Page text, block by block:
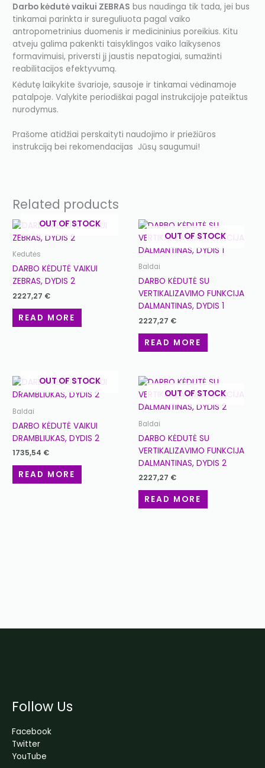
Darbo kėdutė vaikui ZEBRAS bus naudinga tik tada, jei bus
tinkamai parinkta ir sureguliuota pagal vaiko
antropometrinius duomenis ir medicininius poreikius. Kitu
atveju galima pakenkti taisyklingos vaiko laikysenos
formavimuisi, priversti jį jaustis nepatogiai, sumažinti
reabilitacijos efektyvumą.
Kėdutę laikykite švarioje, sausoje ir tinkamai vėdinamoje
patalpoje. Valykite periodiškai pagal instrukcijoje pateiktus
nurodymus.
Prašome atidžiai perskaityti naudojimo ir priežiūros
instrukciją bei rekomendacijas Jūsų saugumui!
Related products
OUT OF STOCK
Kedutės
DARBO KĖDUTĖ VAIKUI
ZEBRAS, DYDIS 2
2227,27 €
READ MORE
OUT OF STOCK
Baldai
DARBO KĖDUTĖ SU
VERTIKALIZAVIMO FUNKCIJA
DALMANTINAS, DYDIS 1
2227,27 €
READ MORE
OUT OF STOCK
Baldai
DARBO KĖDUTĖ VAIKUI
DRAMBLIUKAS, DYDIS 2
1735,54 €
READ MORE
OUT OF STOCK
Baldai
DARBO KĖDUTĖ SU
VERTIKALIZAVIMO FUNKCIJA
DALMANTINAS, DYDIS 2
2227,27 €
READ MORE
Follow Us
Facebook
Twitter
YouTube